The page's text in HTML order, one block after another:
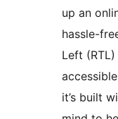
up an
hassle-
Left
it’s built